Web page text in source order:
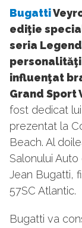
Bugatti
ediţie
seria
influenţat
Grand Sport
fost dedicat
prezentat la
Beach. Al
Salonului
Jean Bugatti,
57SC Atlantic.
Bugatti va